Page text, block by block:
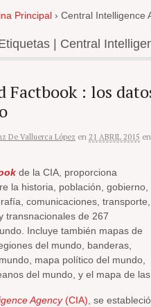
Principal › Central Intelligence
| Central
Factbook : los
De Valluerca López en 21 ABRIL 2015 en
de la CIA, proporciona
la historia, población, gobierno,
comunicaciones, transporte,
transnacionales de 267
Incluye también mapas de
del mundo, banderas,
mapa político del mundo,
del mundo, y el mapa de
Agency(CIA), se